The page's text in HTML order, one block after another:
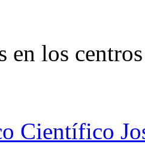
en los
Científico